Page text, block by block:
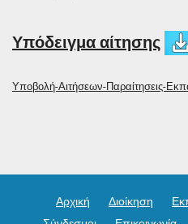
Υπόδειγμα αίτησης
Υποβολή-Αιτήσεων-Παραίτησεις-
Αρχική Διοίκηση